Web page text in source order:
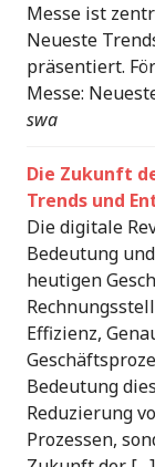
Messe ist
Neueste
präsentiert.
Messe:
swa
Die Zukunft
Trends und
Die digitale
Bedeutung
heutigen
Effizienz,
Bedeutung
Reduzierung
Prozessen,